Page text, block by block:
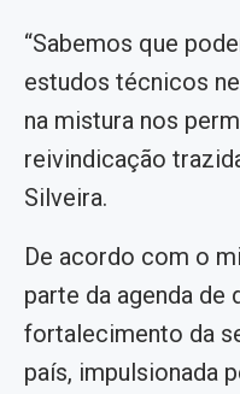
“Sabemos que
estudos técnicos
na mistura nos
reivindicação
Silveira.
De acordo com o
parte da agenda de
fortalecimento da
país, impulsionada